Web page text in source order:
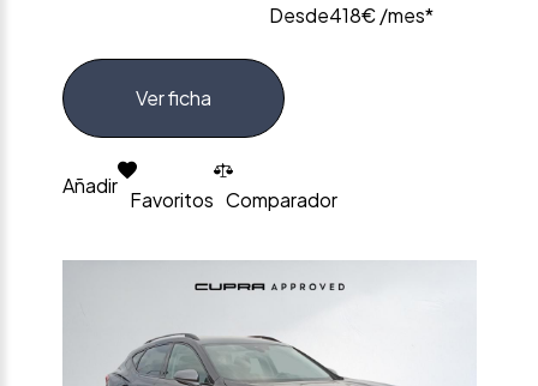
Desde418€ /mes*
Ver ficha
Añadir
Favoritos Comparador